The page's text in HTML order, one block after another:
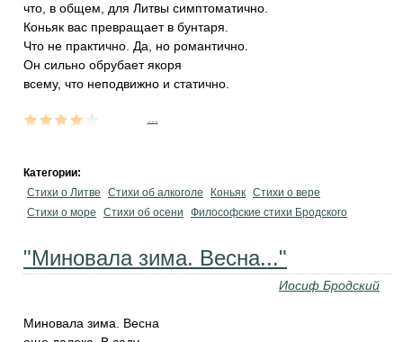
что, в общем, для Литвы симптоматично.
Коньяк вас превращает в бунтаря.
Что не практично. Да, но романтично.
Он сильно обрубает якоря
всему, что неподвижно и статично.
Категории:
Стихи о Литве
Стихи об алкоголе Коньяк Стихи о вере
Стихи о море
Стихи об осени Философские стихи Бродского
"Миновала зима. Весна..."
Иосиф Бродский
Миновала зима. Весна